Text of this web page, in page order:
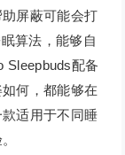
屏蔽可能会打
算法，能够自
Sleepbuds配备
何，都能够在
适用于不同睡